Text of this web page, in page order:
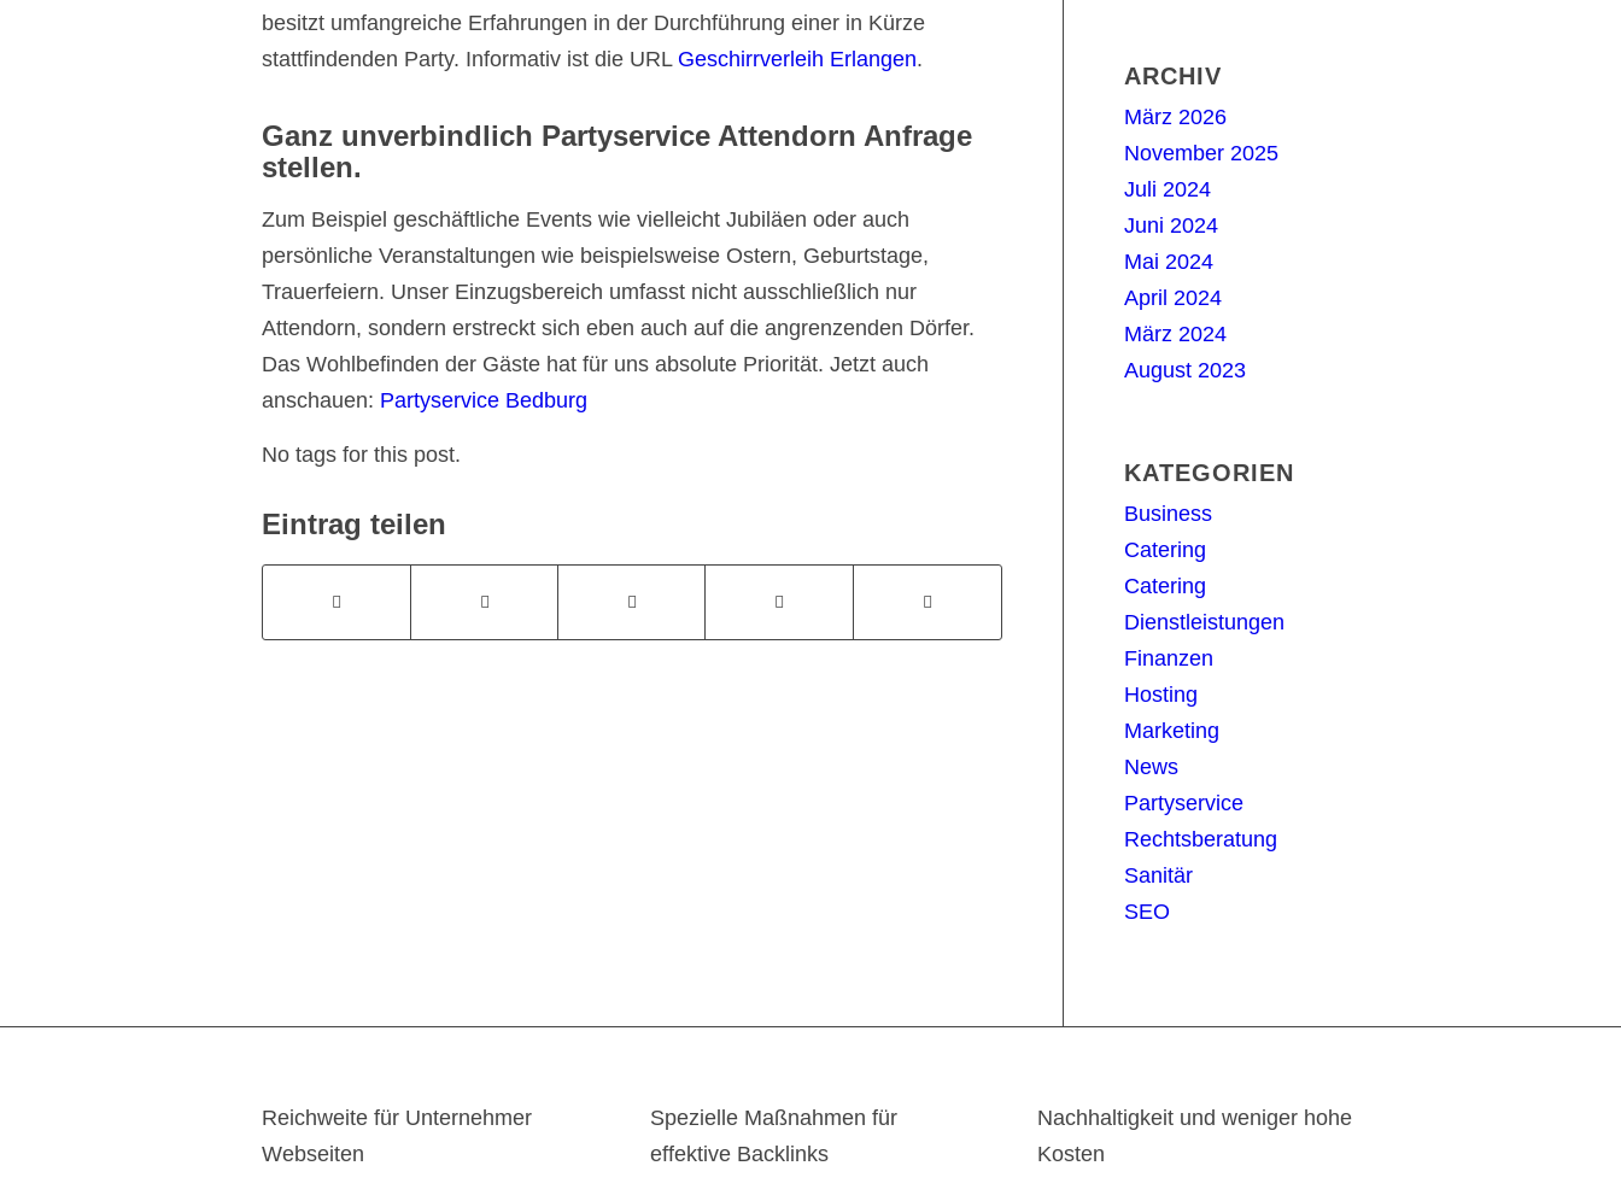
besitzt umfangreiche Erfahrungen in der Durchführung einer in Kürze
stattfindenden Party. Informativ ist die URL Geschirrverleih Erlangen.
Ganz unverbindlich Partyservice Attendorn Anfrage
stellen.
Zum Beispiel geschäftliche Events wie vielleicht Jubiläen oder auch
persönliche Veranstaltungen wie beispielsweise Ostern, Geburtstage,
Trauerfeiern. Unser Einzugsbereich umfasst nicht ausschließlich nur
Attendorn, sondern erstreckt sich eben auch auf die angrenzenden Dörfer.
Das Wohlbefinden der Gäste hat für uns absolute Priorität. Jetzt auch
anschauen: Partyservice Bedburg
No tags for this post.
Eintrag teilen
ARCHIV
März 2026
November 2025
Juli 2024
Juni 2024
Mai 2024
April 2024
März 2024
August 2023
KATEGORIEN
Business
Catering
Catering
Dienstleistungen
Finanzen
Hosting
Marketing
News
Partyservice
Rechtsberatung
Sanitär
SEO
Reichweite für Unternehmer
Webseiten
Spezielle Maßnahmen für
effektive Backlinks
Nachhaltigkeit und weniger hohe
Kosten